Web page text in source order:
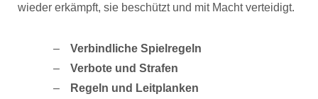
wieder erkämpft, sie beschützt und mit Macht verteidigt.
Verbindliche Spielregeln
Verbote und Strafen
Regeln und Leitplanken